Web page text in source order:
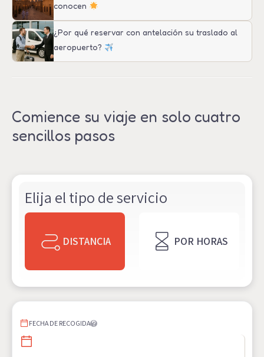
conocen
¿Por qué reservar con antelación su traslado al
aeropuerto?
Comience su viaje en solo cuatro
sencillos pasos
Elija el tipo de servicio
DISTANCIA POR HORAS
FECHA DE RECOGIDA